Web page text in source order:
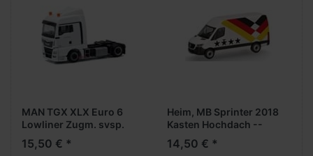
MAN TGX XLX Euro 6
Lowliner Zugm. svsp.
(weiß mit
Rundumleuchten) --
15,50 € *
Heim, MB Sprinter 2018
Kasten Hochdach --
Sondermodell zur WM
2026 --
14,50 € *